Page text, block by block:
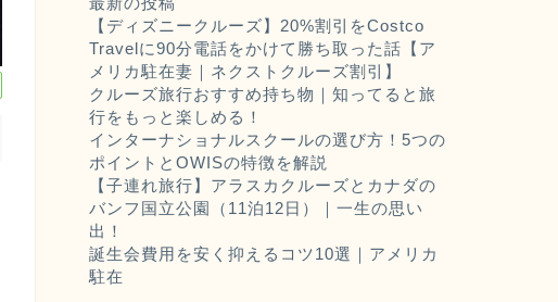
【ディズニークルーズ】20%割引をCostco
Travelに90分電話をかけて勝ち取った話【ア
メリカ駐在妻｜ネクストクルーズ割引】
クルーズ旅行おすすめ持ち物｜知ってると旅
行をもっと楽しめる！
インターナショナルスクールの選び方！5つの
ポイントとOWISの特徴を解説
【子連れ旅行】アラスカクルーズとカナダの
バンフ国立公園（11泊12日）｜一生の思い
出！
誕生会費用を安く抑えるコツ10選｜アメリカ
駐在